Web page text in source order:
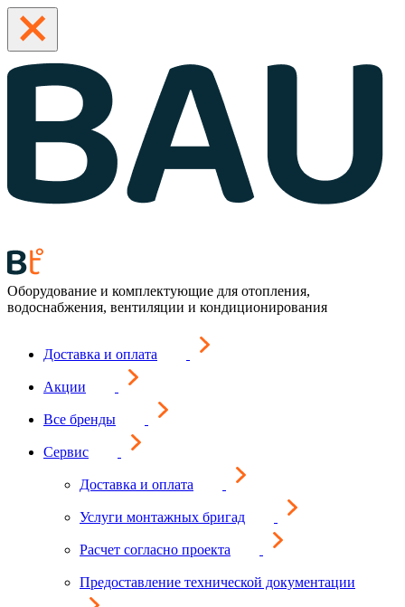
Оборудование и комплектующие для отопления,
водоснабжения, вентиляции и кондиционирования
Доставка и оплата
Акции
Все бренды
Сервис
Доставка и оплата
Услуги монтажных бригад
Расчет согласно проекта
Предоставление технической документации